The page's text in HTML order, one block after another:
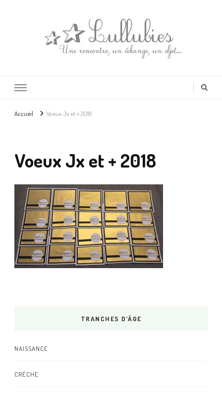
Accueil Voeux Jx et + 2018
Voeux Jx et + 2018
TRANCHES D’ÂGE
NAISSANCE
CRÈCHE